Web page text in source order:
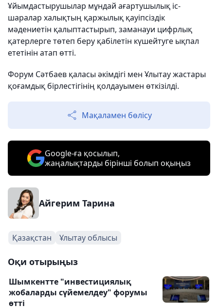
Ұйымдастырушылар мұндай ағартушылық іс-
шаралар халықтың қаржылық қауіпсіздік
мәдениетін қалыптастырып, заманауи цифрлық
қатерлерге төтеп беру қабілетін күшейтуге ықпал
ететінін атап өтті.
Форум Сәтбаев қаласы әкімдігі мен Ұлытау жастары
қоғамдық бірлестігінің қолдауымен өткізілді.
Мақаламен бөлісу
Google-ға қосылып,
жаңалықтарды бірінші болып оқыңыз
Айгерим Тарина
Қазақстан Ұлытау облысы
Оқи отырыңыз
Шымкентте "инвестициялық
жобаларды сүйемелдеу" форумы
өтті